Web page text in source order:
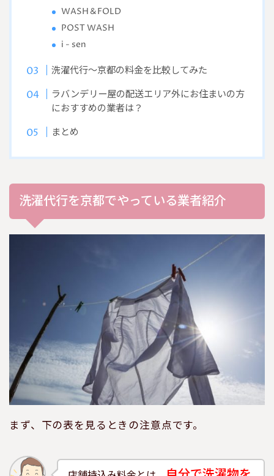
WASH＆FOLD
POST WASH
i - sen
洗濯代行～京都の料金を比較してみた
ラバンデリー屋の配送エリア外にお住まいの方
におすすめの業者は？
まとめ
洗濯代行を京都でやっている業者紹介
まず、下の表を見るときの注意点です。